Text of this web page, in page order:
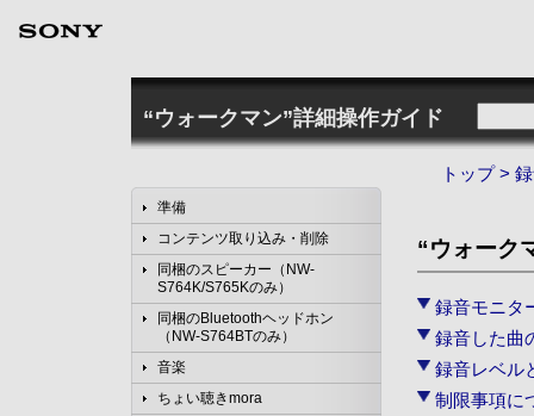
“ウォークマン”詳細操作ガイド
準備
コンテンツ取り込み・削除
同梱のスピーカー（NW-
S764K/S765Kのみ）
同梱のBluetoothヘッドホン
（NW-S764BTのみ）
音楽
ちょい聴きmora
トップ>
“ウォーク
録音モニタ
録音した曲
録音レベル
制限事項に